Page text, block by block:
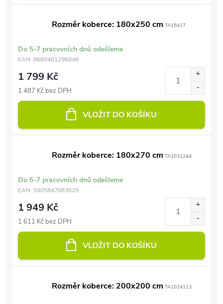
Rozměr koberce: 180x250 cm TA15417
Do 5-7 pracovních dnů odešleme
EAN: 8680401296848
1 799 Kč
1 487 Kč bez DPH
VLOŽIT DO KOŠÍKU
Rozměr koberce: 180x270 cm TA1031244
Do 5-7 pracovních dnů odešleme
EAN: 5905847683629
1 949 Kč
1 611 Kč bez DPH
VLOŽIT DO KOŠÍKU
Rozměr koberce: 200x200 cm TA1024113